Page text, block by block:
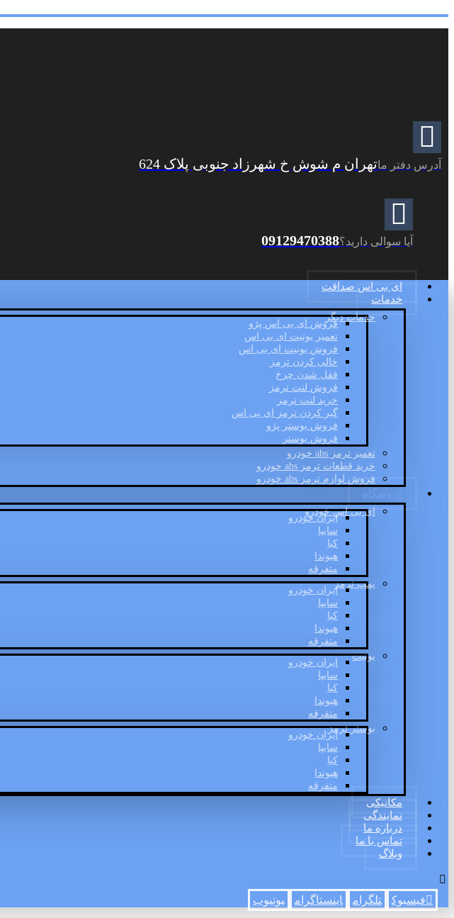
آدرس دفتر ماتهران م شوش خ شهرزاد جنوبی پلاک 624
آیا سوالی دارید؟09129470388
ای بی اس صداقت
خدمات
خدمات دیگر
فروش ای بی اس پژو
تعمیر یونیت ای بی اس
فروش یونیت ای بی اس
خالی کردن ترمز
قفل شدن چرخ
فروش لنت ترمز
خرید لنت ترمز
گیر کردن ترمز ای بی اس
فروش بوستر پژو
فروش بوستر
تعمیر ترمز abs خودرو
خرید قطعات ترمز abs خودرو
فروش لوازم ترمز abs خودرو
فروشگاه
ای بی اس خودرو
ایران خودرو
سایپا
کیا
هیوندا
متفرقه
پمپ ترمز
ایران خودرو
سایپا
کیا
هیوندا
متفرقه
یونیت
ایران خودرو
سایپا
کیا
هیوندا
متفرقه
بوستر ترمز
ایران خودرو
سایپا
کیا
هیوندا
متفرقه
مکانیکی
نمایندگی
درباره ما
تماس با ما
وبلاگ
فیسبوک تلگرام اینستاگرام یوتیوب